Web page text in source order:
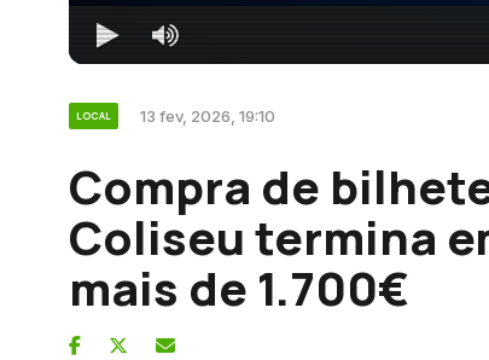
LOCAL 13 fev, 2026, 19:10
Compra de
Coliseu termina
mais de 1.700€